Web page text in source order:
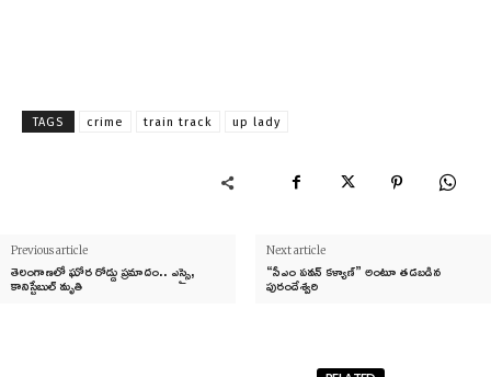
TAGS crime train track up lady
Previous article
తెలంగాణలో ఘోర రోడ్డు ప్రమాదం.. ఎస్సై,
కానిస్టేబుల్‌ మృతి
Next article
“సీఎం పవన్ కళ్యాణ్” అంటూ తడబడిన
పురందేశ్వరి